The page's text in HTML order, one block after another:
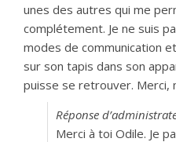
unes des autres qui me
complétement. Je ne suis
modes de communication
sur son tapis dans son
puisse se retrouver. Merci,
Réponse
Merci à toi Odile. Je